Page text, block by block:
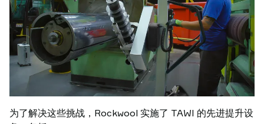
为了解决这些挑战，Rockwool 实施了 TAWI 的先进提升设